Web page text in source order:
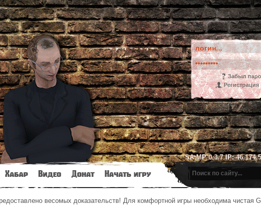
Забыл
Регистрация
SA:MP 0.3.7 IP:
Хабар Видео Донат Начать игру
весомых доказательств! Для комфортной игры необходима чистая